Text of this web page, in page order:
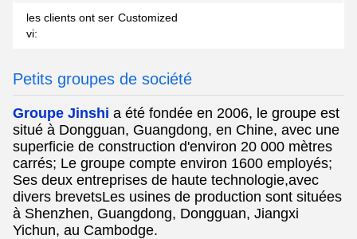
les clients ont ser
vi:
Customized
Petits groupes de société
Groupe Jinshi a été fondée en 2006, le groupe est
situé à Dongguan, Guangdong, en Chine, avec une
superficie de construction d'environ 20 000 mètres
carrés; Le groupe compte environ 1600 employés;
Ses deux entreprises de haute technologie,avec
divers brevetsLes usines de production sont situées
à Shenzhen, Guangdong, Dongguan, Jiangxi
Yichun, au Cambodge.